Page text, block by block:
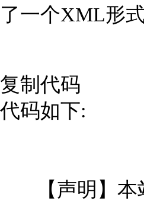
了一个XML形
复制代码
代码如下:
【声明】